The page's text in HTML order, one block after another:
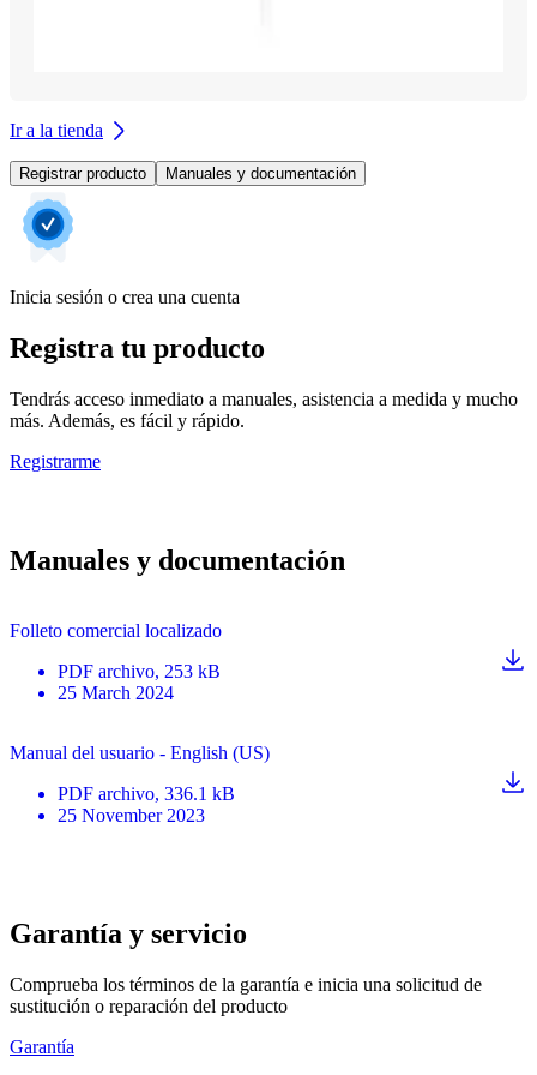
Ir a la tienda
Registrar producto Manuales y documentación
Inicia sesión o crea una cuenta
Registra tu producto
Tendrás acceso inmediato a manuales, asistencia a medida y mucho
más. Además, es fácil y rápido.
Registrarme
Manuales y documentación
Folleto comercial localizado
PDF archivo, 253 kB
25 March 2024
Manual del usuario - English (US)
PDF archivo, 336.1 kB
25 November 2023
Garantía y servicio
Comprueba los términos de la garantía e inicia una solicitud de
sustitución o reparación del producto
Garantía